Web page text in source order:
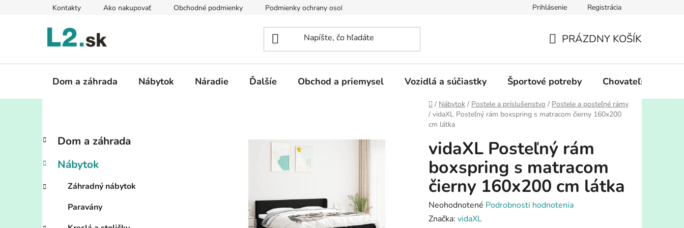
Kontakty Ako nakupovať Obchodné podmienky Podmienky ochrany osobných údajov Prihlásenie Registrácia
KOŠÍK
PRÁZDNY KOŠÍK
Dom a záhrada Nábytok Náradie Ďalšíe Obchod a priemysel Vozidlá a súčiastky Športové potreby Chovateľské
Domov
/ Nábytok / Postele a príslušenstvo / Postele a posteľné rámy
/ vidaXL Posteľný rám boxspring s matracom čierny 160x200
cm látka
B
č
ý
Preskočiť
kategórie
K
a
e
ó
e
Dom a záhrada
Nábytok
Záhradný nábytok
Paravány
vidaXL Posteľný rám
boxspring s matracom
čierny 160x200 cm látka
Priemerné
hodnotenie
Neohodnotené Podrobnosti hodnotenia
Značka: vidaXL